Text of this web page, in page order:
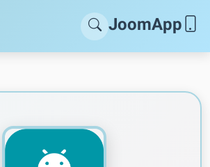
JoomApp